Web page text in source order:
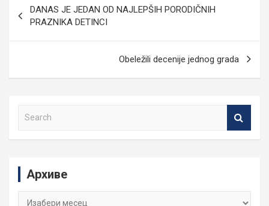
чланка
DANAS JE JEDAN OD NAJLEPŠIH PORODIČNIH
PRAZNIKA DETINCI
Obeležili decenije jednog grada
Архиве
Архиве